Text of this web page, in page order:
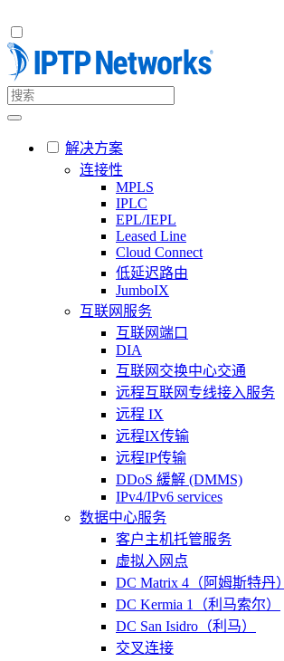
解决方案
连接性
MPLS
IPLC
EPL/IEPL
Leased Line
Cloud Connect
低延迟路由
JumboIX
互联网服务
互联网端口
DIA
互联网交换中心交通
远程互联网专线接入服务
远程 IX
远程IX传输
远程IP传输
DDoS 緩解 (DMMS)
IPv4/IPv6 services
数据中心服务
客户主机托管服务
虚拟入网点
DC Matrix 4（阿姆斯特丹）
DC Kermia 1（利马索尔）
DC San Isidro（利马）
交叉连接